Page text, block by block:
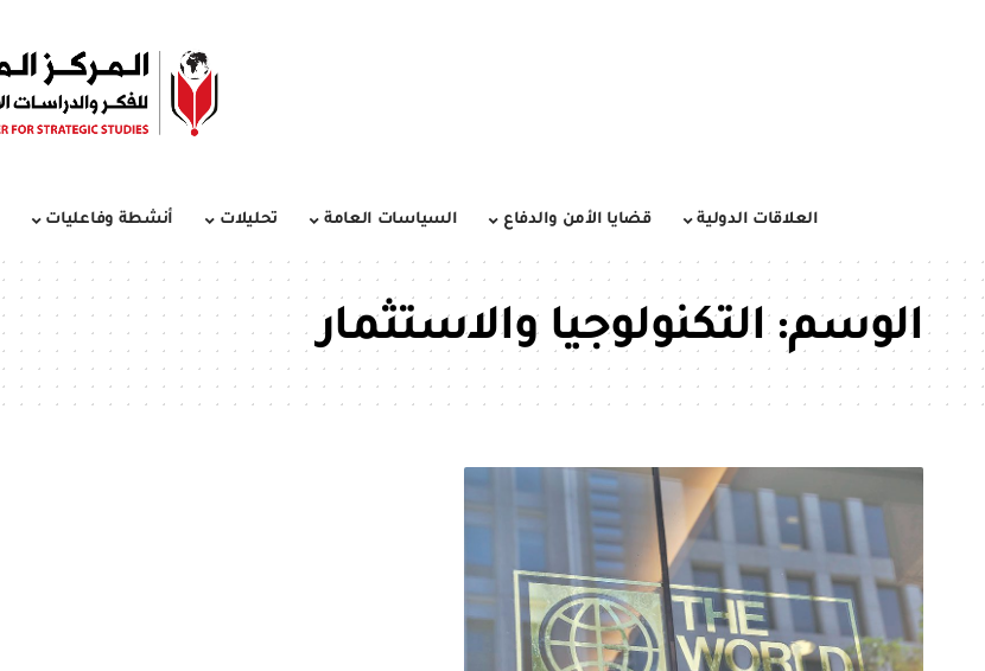
العلاقات الدولية قضايا الأمن والدفاع السياسات العامة تحليلات أنشطة وفاعليات
الوسم:التكنولوجيا والاستثمار